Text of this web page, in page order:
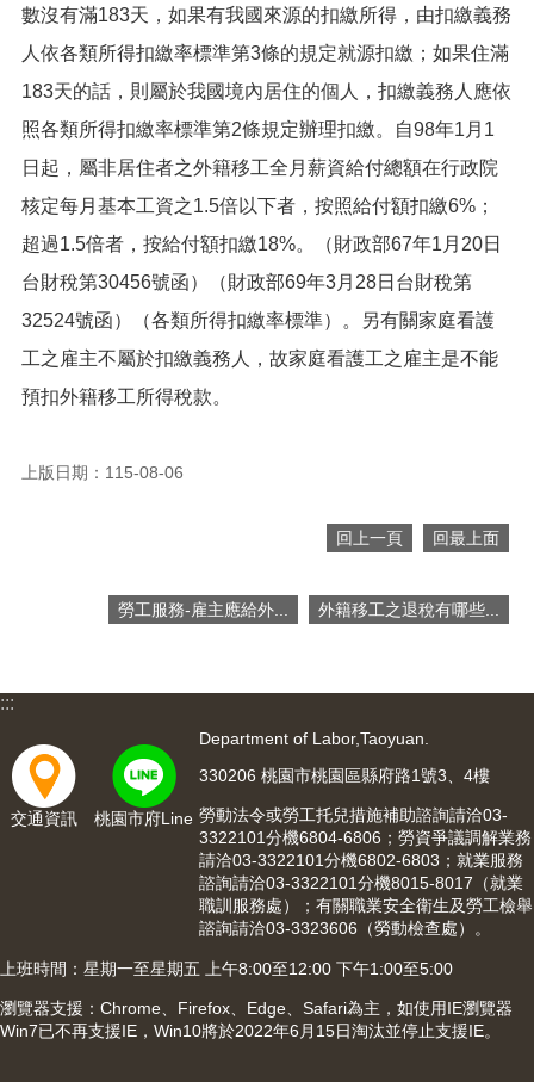
民
服
政
府
資
公
開
檔
案
用
首
政
箱
常
見
市
口
網
數沒有滿183天，如果有我國來源的扣繳所得，由扣繳義務
人依各類所得扣繳率標準第3條的規定就源扣繳；如果住滿
183天的話，則屬於我國境內居住的個人，扣繳義務人應依
照各類所得扣繳率標準第2條規定辦理扣繳。自98年1月1
日起，屬非居住者之外籍移工全月薪資給付總額在行政院
核定每月基本工資之1.5倍以下者，按照給付額扣繳6%；
超過1.5倍者，按給付額扣繳18%。（財政部67年1月20日
台財稅第30456號函）（財政部69年3月28日台財稅第
32524號函）（各類所得扣繳率標準）。另有關家庭看護
工之雇主不屬於扣繳義務人，故家庭看護工之雇主是不能
預扣外籍移工所得稅款。
上版日期：115-08-06
回上一頁 回最上面
勞工服務-雇主應給外... 外籍移工之退稅有哪些...
:::
交通資訊 桃園市府Line
Department of Labor,Taoyuan.
330206 桃園市桃園區縣府路1號3、4樓
勞動法令或勞工托兒措施補助諮詢請洽03-
3322101分機6804-6806；勞資爭議調解業務
請洽03-3322101分機6802-6803；就業服務
諮詢請洽03-3322101分機8015-8017（就業
職訓服務處）；有關職業安全衛生及勞工檢舉
諮詢請洽03-3323606（勞動檢查處）。
上班時間：星期一至星期五 上午8:00至12:00 下午1:00至5:00
瀏覽器支援：Chrome、Firefox、Edge、Safari為主，如使用IE瀏覽器
Win7已不再支援IE，Win10將於2022年6月15日淘汰並停止支援IE。